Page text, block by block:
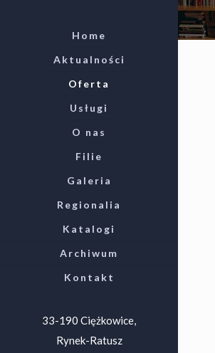
Home
Aktualności
Oferta
Usługi
O nas
Filie
Galeria
Regionalia
Katalogi
Archiwum
Kontakt
33-190 Ciężkowice,
Rynek-Ratusz